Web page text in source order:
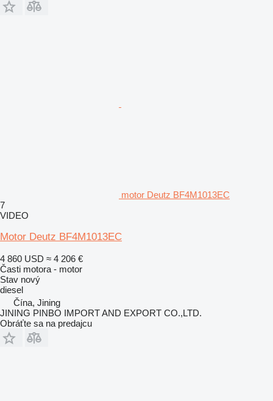
motor Deutz BF4M1013EC
7
VIDEO
Motor Deutz BF4M1013EC
4 860 USD ≈ 4 206 €
Časti motora - motor
Stav nový
diesel
Čína, Jining
JINING PINBO IMPORT AND EXPORT CO.,LTD.
Obráťte sa na predajcu